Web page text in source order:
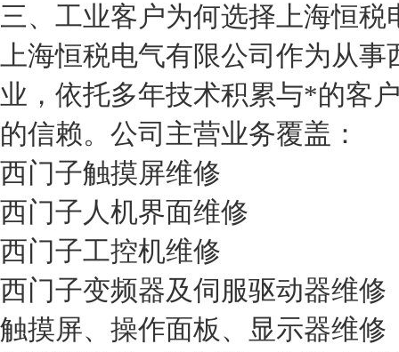
三、工业客户为何选择上海恒税
上海恒税电气有限公司作为从
业，依托多年技术积累与*的客
的信赖。公司主营业务覆盖：
西门子触摸屏维修
西门子人机界面维修
西门子工控机维修
西门子变频器及伺服驱动器维修
触摸屏、操作面板、显示器维修